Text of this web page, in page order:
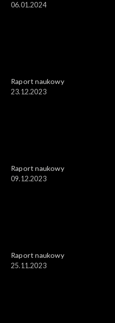
06.01.2024
Raport naukowy
23.12.2023
Raport naukowy
09.12.2023
Raport naukowy
25.11.2023